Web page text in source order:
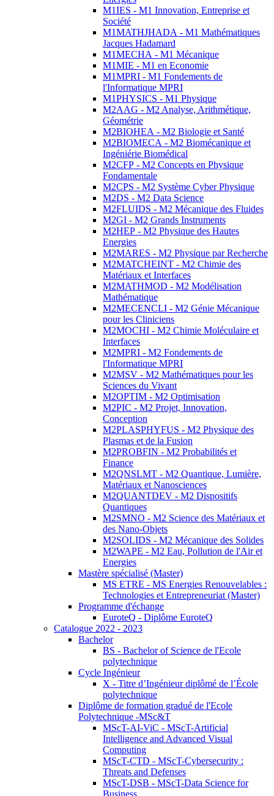
M1IES - M1 Innovation, Entreprise et
Société
M1MATHJHADA - M1 Mathématiques
Jacques Hadamard
M1MECHA - M1 Mécanique
M1MIE - M1 en Economie
M1MPRI - M1 Fondements de
l'Informatique MPRI
M1PHYSICS - M1 Physique
M2AAG - M2 Analyse, Arithmétique,
Géométrie
M2BIOHEA - M2 Biologie et Santé
M2BIOMECA - M2 Biomécanique et
Ingéniérie Biomédical
M2CFP - M2 Concepts en Physique
Fondamentale
M2CPS - M2 Système Cyber Physique
M2DS - M2 Data Science
M2FLUIDS - M2 Mécanique des Fluides
M2GI - M2 Grands Instruments
M2HEP - M2 Physique des Hautes
Energies
M2MARES - M2 Physique par Recherche
M2MATCHEINT - M2 Chimie des
Matériaux et Interfaces
M2MATHMOD - M2 Modélisation
Mathématique
M2MECENCLI - M2 Génie Mécanique
pour les Cliniciens
M2MOCHI - M2 Chimie Moléculaire et
Interfaces
M2MPRI - M2 Fondements de
l'Informatique MPRI
M2MSV - M2 Mathématiques pour les
Sciences du Vivant
M2OPTIM - M2 Optimisation
M2PIC - M2 Projet, Innovation,
Conception
M2PLASPHYFUS - M2 Physique des
Plasmas et de la Fusion
M2PROBFIN - M2 Probabilités et
Finance
M2QNSLMT - M2 Quantique, Lumière,
Matériaux et Nanosciences
M2QUANTDEV - M2 Dispositifs
Quantiques
M2SMNO - M2 Science des Matériaux et
des Nano-Objets
M2SOLIDS - M2 Mécanique des Solides
M2WAPE - M2 Eau, Pollution de l'Air et
Energies
Mastère spécialisé (Master)
MS ETRE - MS Energies Renouvelables :
Technologies et Entrepreneuriat (Master)
Programme d'échange
EuroteQ - Diplôme EuroteQ
Catalogue 2022 - 2023
Bachelor
BS - Bachelor of Science de l'Ecole
polytechnique
Cycle Ingénieur
X - Titre d’Ingénieur diplômé de l’École
polytechnique
Diplôme de formation gradué de l'Ecole
Polytechnique -MSc&T
MScT-AI-ViC - MScT-Artificial
Intelligence and Advanced Visual
Computing
MScT-CTD - MScT-Cybersecurity :
Threats and Defenses
MScT-DSB - MScT-Data Science for
Business